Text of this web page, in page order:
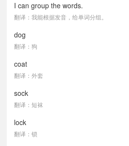
I can group the words.
翻译：我能根据发音，给单词分组。
dog
翻译：狗
coat
翻译：外套
sock
翻译：短袜
lock
翻译：锁